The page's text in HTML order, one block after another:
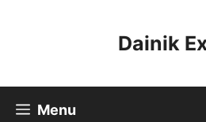
Dainik
Menu